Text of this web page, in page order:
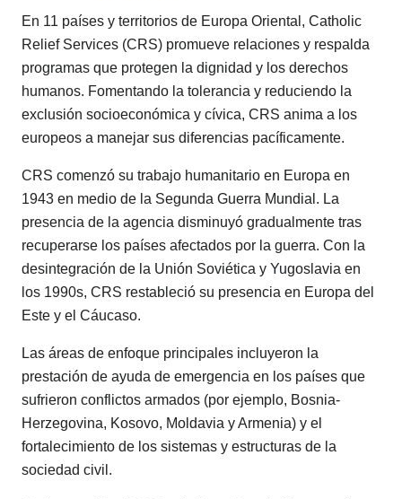
En 11 países y territorios de Europa Oriental, Catholic
Relief Services (CRS) promueve relaciones y respalda
programas que protegen la dignidad y los derechos
humanos. Fomentando la tolerancia y reduciendo la
exclusión socioeconómica y cívica, CRS anima a los
europeos a manejar sus diferencias pacíficamente.
CRS comenzó su trabajo humanitario en Europa en
1943 en medio de la Segunda Guerra Mundial. La
presencia de la agencia disminuyó gradualmente tras
recuperarse los países afectados por la guerra. Con la
desintegración de la Unión Soviética y Yugoslavia en
los 1990s, CRS restableció su presencia en Europa del
Este y el Cáucaso.
Las áreas de enfoque principales incluyeron la
prestación de ayuda de emergencia en los países que
sufrieron conflictos armados (por ejemplo, Bosnia-
Herzegovina, Kosovo, Moldavia y Armenia) y el
fortalecimiento de los sistemas y estructuras de la
sociedad civil.